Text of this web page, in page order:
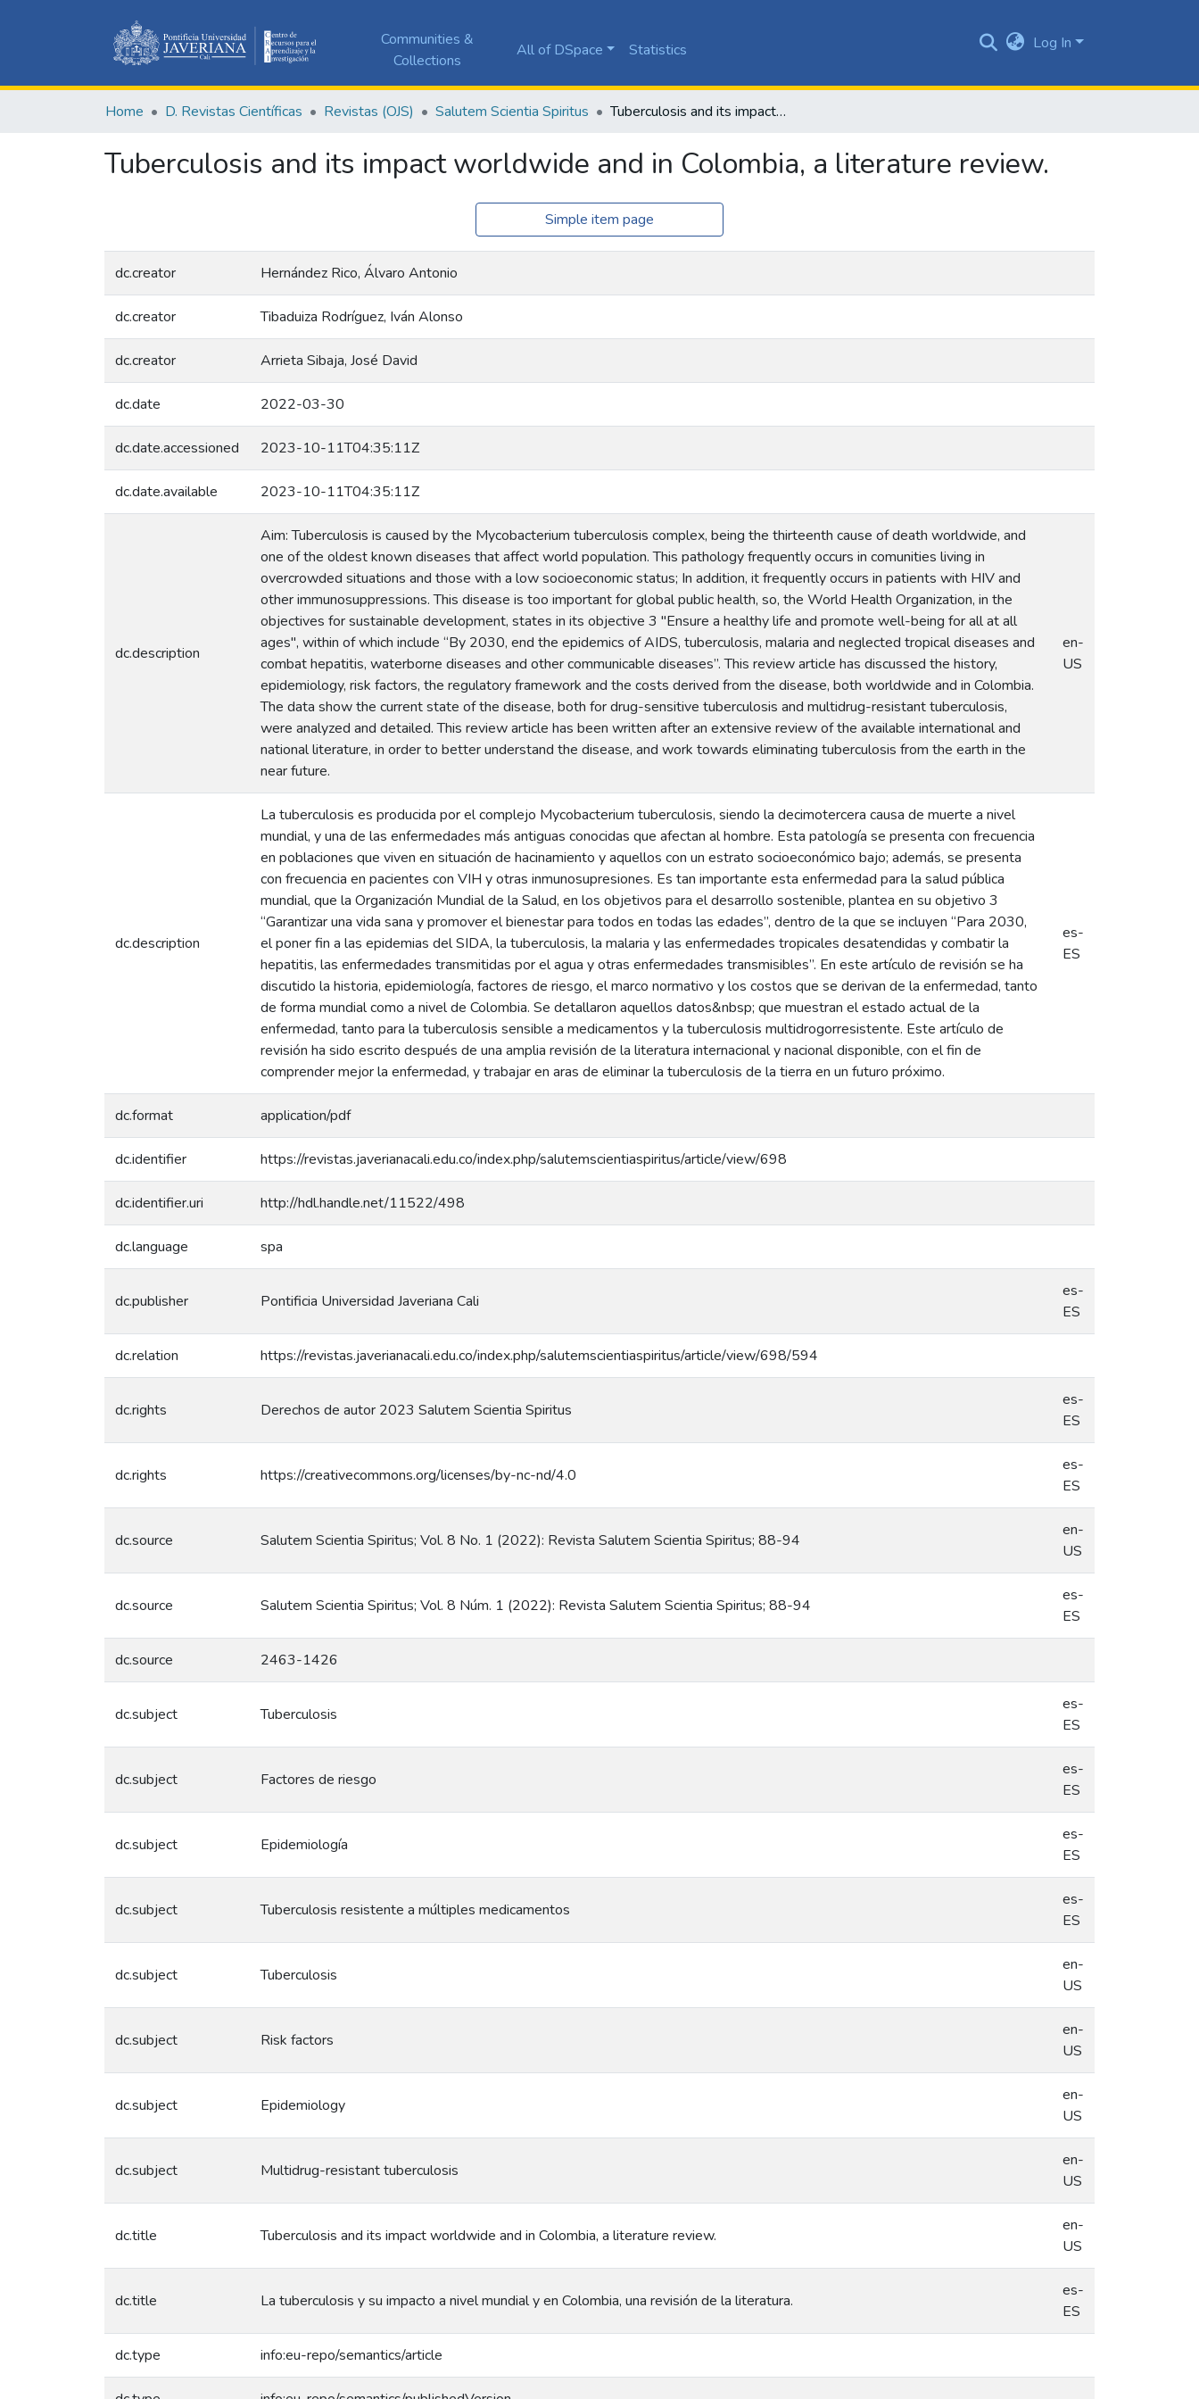
Communities &
Collections
All of DSpace Statistics Log In
Home D. Revistas Científicas Revistas (OJS) Salutem Scientia Spiritus Tuberculosis and its impact worldwide and in Colombia, a literature review.
Tuberculosis and its impact worldwide and in Colombia, a literature review.
Simple item page
dc.creator Hernández Rico, Álvaro Antonio
dc.creator Tibaduiza Rodríguez, Iván Alonso
dc.creator Arrieta Sibaja, José David
dc.date 2022-03-30
dc.date.accessioned 2023-10-11T04:35:11Z
dc.date.available 2023-10-11T04:35:11Z
dc.description
Aim: Tuberculosis is caused by the Mycobacterium tuberculosis complex, being the thirteenth cause of death worldwide, and
one of the oldest known diseases that affect world population. This pathology frequently occurs in comunities living in
overcrowded situations and those with a low socioeconomic status; In addition, it frequently occurs in patients with HIV and
other immunosuppressions. This disease is too important for global public health, so, the World Health Organization, in the
objectives for sustainable development, states in its objective 3 "Ensure a healthy life and promote well-being for all at all
ages", within of which include “By 2030, end the epidemics of AIDS, tuberculosis, malaria and neglected tropical diseases and
combat hepatitis, waterborne diseases and other communicable diseases”. This review article has discussed the history,
epidemiology, risk factors, the regulatory framework and the costs derived from the disease, both worldwide and in Colombia.
The data show the current state of the disease, both for drug-sensitive tuberculosis and multidrug-resistant tuberculosis,
were analyzed and detailed. This review article has been written after an extensive review of the available international and
national literature, in order to better understand the disease, and work towards eliminating tuberculosis from the earth in the
near future.
en-
US
dc.description
La tuberculosis es producida por el complejo Mycobacterium tuberculosis, siendo la decimotercera causa de muerte a nivel
mundial, y una de las enfermedades más antiguas conocidas que afectan al hombre. Esta patología se presenta con frecuencia
en poblaciones que viven en situación de hacinamiento y aquellos con un estrato socioeconómico bajo; además, se presenta
con frecuencia en pacientes con VIH y otras inmunosupresiones. Es tan importante esta enfermedad para la salud pública
mundial, que la Organización Mundial de la Salud, en los objetivos para el desarrollo sostenible, plantea en su objetivo 3
“Garantizar una vida sana y promover el bienestar para todos en todas las edades”, dentro de la que se incluyen “Para 2030,
el poner fin a las epidemias del SIDA, la tuberculosis, la malaria y las enfermedades tropicales desatendidas y combatir la
hepatitis, las enfermedades transmitidas por el agua y otras enfermedades transmisibles”. En este artículo de revisión se ha
discutido la historia, epidemiología, factores de riesgo, el marco normativo y los costos que se derivan de la enfermedad, tanto
de forma mundial como a nivel de Colombia. Se detallaron aquellos datos&nbsp; que muestran el estado actual de la
enfermedad, tanto para la tuberculosis sensible a medicamentos y la tuberculosis multidrogorresistente. Este artículo de
revisión ha sido escrito después de una amplia revisión de la literatura internacional y nacional disponible, con el fin de
comprender mejor la enfermedad, y trabajar en aras de eliminar la tuberculosis de la tierra en un futuro próximo.
es-
ES
dc.format application/pdf
dc.identifier https://revistas.javerianacali.edu.co/index.php/salutemscientiaspiritus/article/view/698
dc.identifier.uri http://hdl.handle.net/11522/498
dc.language spa
dc.publisher Pontificia Universidad Javeriana Cali
es-
ES
dc.relation https://revistas.javerianacali.edu.co/index.php/salutemscientiaspiritus/article/view/698/594
dc.rights Derechos de autor 2023 Salutem Scientia Spiritus
es-
ES
dc.rights https://creativecommons.org/licenses/by-nc-nd/4.0
es-
ES
dc.source Salutem Scientia Spiritus; Vol. 8 No. 1 (2022): Revista Salutem Scientia Spiritus; 88-94
en-
US
dc.source Salutem Scientia Spiritus; Vol. 8 Núm. 1 (2022): Revista Salutem Scientia Spiritus; 88-94
es-
ES
dc.source 2463-1426
dc.subject Tuberculosis
es-
ES
dc.subject Factores de riesgo
es-
ES
dc.subject Epidemiología
es-
ES
dc.subject Tuberculosis resistente a múltiples medicamentos
es-
ES
dc.subject Tuberculosis
en-
US
dc.subject Risk factors
en-
US
dc.subject Epidemiology
en-
US
dc.subject Multidrug-resistant tuberculosis
en-
US
dc.title Tuberculosis and its impact worldwide and in Colombia, a literature review.
en-
US
dc.title La tuberculosis y su impacto a nivel mundial y en Colombia, una revisión de la literatura.
es-
ES
dc.type info:eu-repo/semantics/article